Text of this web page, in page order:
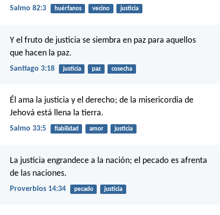
Salmo 82:3 huérfanos vecino justicia
Y el fruto de justicia se siembra en paz para aquellos
que hacen la paz.
Santiago 3:18 justicia paz cosecha
Él ama la justicia y el derecho; de la misericordia de
Jehová está llena la tierra.
Salmo 33:5 fiabilidad amor justicia
La justicia engrandece a la nación; el pecado es afrenta
de las naciones.
Proverbios 14:34 pecado justicia